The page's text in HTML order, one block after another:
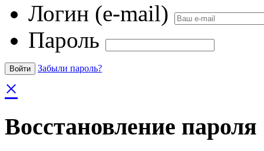
Логин (e-mail)
Пароль
Забыли пароль?
×
Восстановление пароля